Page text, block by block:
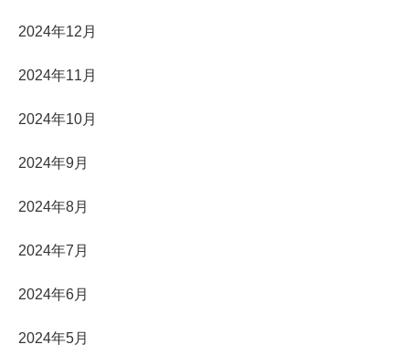
2024年12月
2024年11月
2024年10月
2024年9月
2024年8月
2024年7月
2024年6月
2024年5月